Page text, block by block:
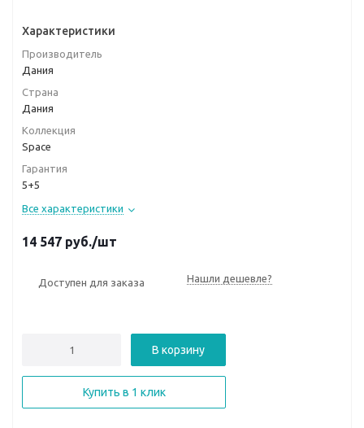
Характеристики
Производитель
Дания
Страна
Дания
Коллекция
Space
Гарантия
5+5
Все характеристики
14 547 руб./шт
Доступен для заказа Нашли дешевле?
В корзину
Купить в 1 клик